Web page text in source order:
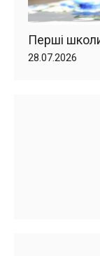
Перші
28.07.2026